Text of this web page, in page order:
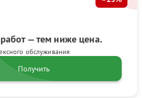
— тем ниже цена.
обслуживания
Получить